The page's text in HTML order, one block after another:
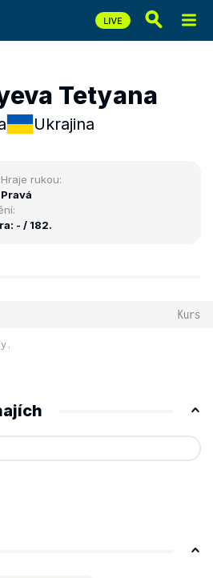
Tetyana
Ukrajina
Hraje rukou:
Pravá
- / 182.
Kurs